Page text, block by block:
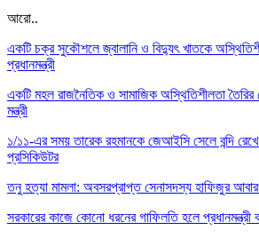
আরো..
একটি চক্র সুকৌশলে জ্বালানি ও বিদ্যুৎ খাতকে
প্রধানমন্ত্রী
একটি মহল রাজনৈতিক ও সামাজিক অস্থিতিশীলতা তৈরির
মন্ত্রী
১/১১-এর সময় তারেক রহমানকে জেআইসি সেলে বন্দি রেখে
প্রসিকিউটর
তনু হত্যা মামলা: অবসরপ্রাপ্ত সেনাসদস্য হাফিজুর
সরকারের কাজে কোনো ধরনের গাফিলতি হলে প্রধানমন্ত্রী